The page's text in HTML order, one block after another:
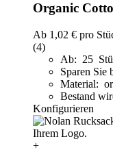
Organic
Ab 1,02 € pro
(4)
Ab: 25
Sparen Sie
Material:
Bestand
Konfigurieren
+